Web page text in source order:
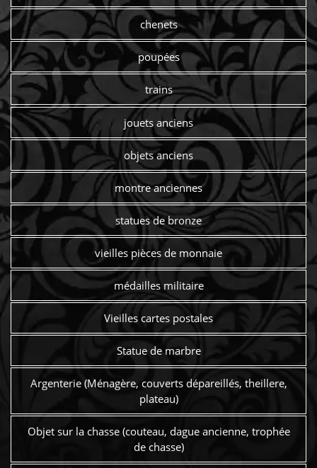
chenets
poupées
trains
jouets anciens
objets anciens
montre anciennes
statues de bronze
vieilles pièces de monnaie
médailles militaire
Vieilles cartes postales
Statue de marbre
Argenterie (Ménagère, couverts dépareillés, theillere,
plateau)
Objet sur la chasse (couteau, dague ancienne, trophée
de chasse)